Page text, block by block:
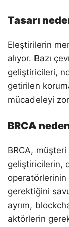
Tasarı
Eleştirilerin
alıyor. Bazı
geliştiricileri,
getirilen
mücadeleyi
BRCA
BRCA, müşteri
geliştiricilerin,
operatörlerinin
gerektiğini
ayrım,
aktörlerin